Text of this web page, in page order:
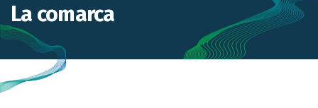
La comarca